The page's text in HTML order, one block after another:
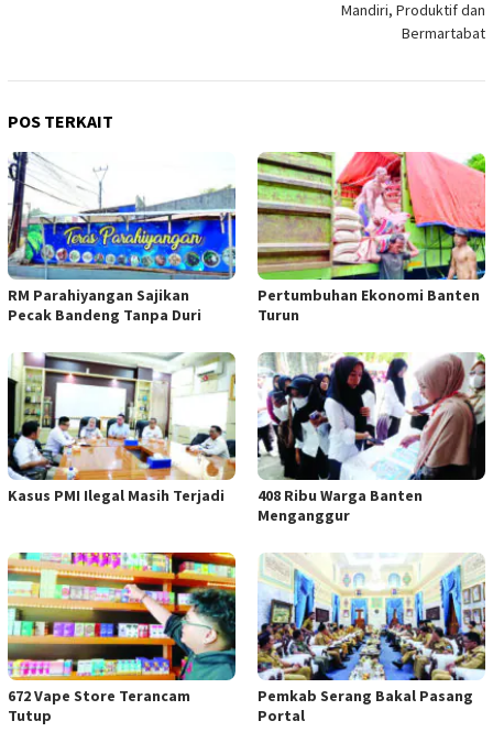
Mandiri, Produktif dan
Bermartabat
POS TERKAIT
RM Parahiyangan Sajikan
Pecak Bandeng Tanpa Duri
Pertumbuhan Ekonomi Banten
Turun
Kasus PMI Ilegal Masih Terjadi
408 Ribu Warga Banten
Menganggur
672 Vape Store Terancam
Tutup
Pemkab Serang Bakal Pasang
Portal